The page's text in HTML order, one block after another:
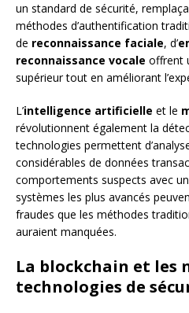
un standard de sécurité,
méthodes d’authentification
de reconnaissance faciale, d’
reconnaissance vocale offrent
supérieur tout en améliorant
L’intelligence artificielle et le
révolutionnent également la
technologies permettent
considérables de données
comportements suspects avec
systèmes les plus avancés
fraudes que les méthodes
auraient manquées.
La blockchain et les
technologies de